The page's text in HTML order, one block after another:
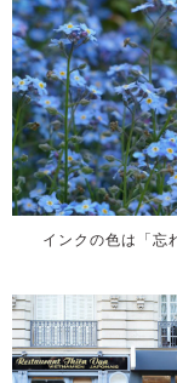
インクの色は「忘